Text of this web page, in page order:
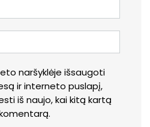
naršyklėje išsaugoti
ir interneto puslapį,
iš naujo, kai kitą kartą